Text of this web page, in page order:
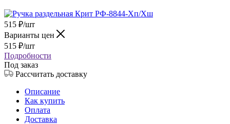
515 ₽/шт
Варианты цен
515 ₽/шт
Подробности
Под заказ
Рассчитать доставку
Описание
Как купить
Оплата
Доставка